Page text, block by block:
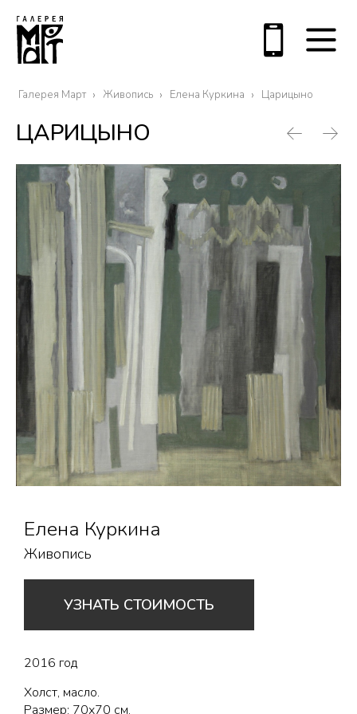
Галерея Март Живопись Елена Куркина Царицыно
ЦАРИЦЫНО
Елена Куркина
Живопись
УЗНАТЬ СТОИМОСТЬ
2016 год
Холст, масло.
Размер: 70х70 см.